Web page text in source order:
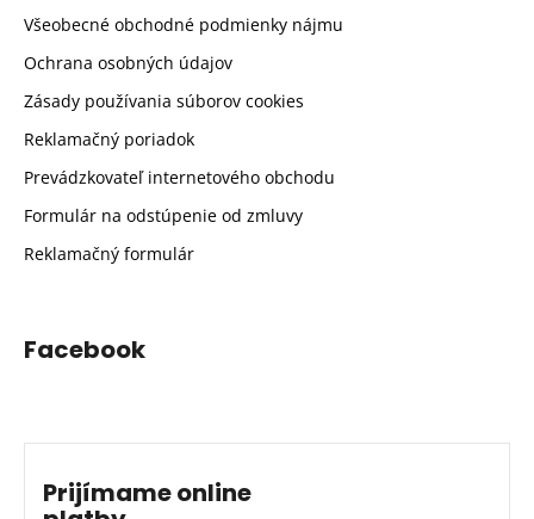
Všeobecné obchodné podmienky nájmu
Ochrana osobných údajov
Zásady používania súborov cookies
Reklamačný poriadok
Prevádzkovateľ internetového obchodu
Formulár na odstúpenie od zmluvy
Reklamačný formulár
Facebook
Prijímame online